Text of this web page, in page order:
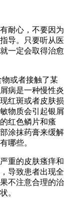
耐心，不要因为
导。只要听从医
一定会取得治愈
或者接触了某
病是一种慢性炎
红斑或者皮肤损
物质会引起银屑
红色鳞片和瘙
涂抹药膏来缓解
哪些。
重的皮肤瘙痒和
导致患者出现全
不注意合理的治
。